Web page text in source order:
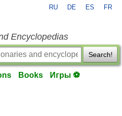
RU DE ES FR
Encyclopedias
Search!
Books Игры ⚽